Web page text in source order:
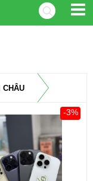
CHÂU
-3%